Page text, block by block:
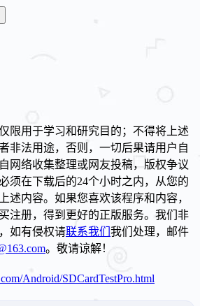
限用于学习和研究目的；不得将上述
非法用途，否则，一切后果请用户自
网络收集整理或网友投稿，版权争议
须在下载后的24个小时之内，从您的
述内容。如果您喜欢该程序和内容，
注册，得到更好的正版服务。我们非
如有侵权请联系我们 我们处理，邮件
。敬请谅解！
Android/SDCardTestPro.html